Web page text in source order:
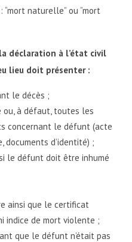
naturelle” ou “mort
déclaration à l’état civil
lieu doit présenter :
le décès ;
à défaut, toutes les
concernant le défunt (acte
documents d’identité) ;
le défunt doit être inhumé
ainsi que le certificat
indice de mort violente ;
que le défunt n’était pas